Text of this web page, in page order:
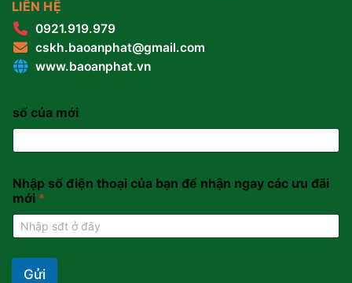
LIÊN HỆ
0921.919.979
cskh.baoanphat@gmail.com
www.baoanphat.vn
số của mới
Nhập số điện thoại của bạn để nhận ngay các ưu đãi
mới *
Gửi